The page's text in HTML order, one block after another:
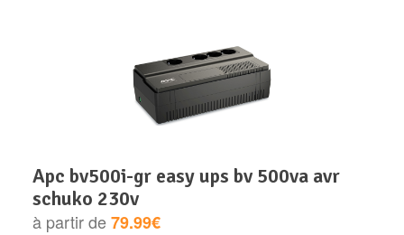
apc bv500i-gr easy ups bv 500va avr
schuko 230v
à partir de79.99€